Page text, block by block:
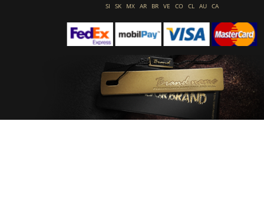
SI
SK MX AR BR VE CO CL AU CA